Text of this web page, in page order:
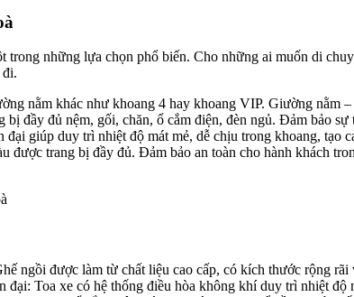
trong những lựa chọn phổ biến. Cho những ai muốn di
đi.
nằm khác như khoang 4 hay khoang VIP. Giường nằm
đầy đủ nệm, gối, chăn, ổ cắm điện, đèn ngủ. Đảm bảo
giúp duy trì nhiệt độ mát mẻ, dễ chịu trong khoang, tạo
được trang bị đầy đủ. Đảm bảo an toàn cho hành khách
ngồi được làm từ chất liệu cao cấp, có kích thước rộng
đại: Toa xe có hệ thống điều hòa không khí duy trì nhiệt độ